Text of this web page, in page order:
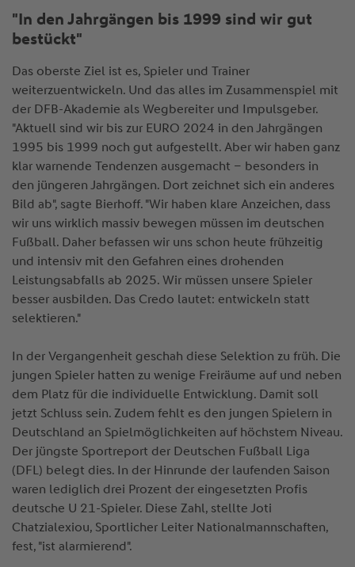
"In den Jahrgängen bis 1999 sind wir gut
bestückt"
Das oberste Ziel ist es, Spieler und Trainer
weiterzuentwickeln. Und das alles im Zusammenspiel mit
der DFB-Akademie als Wegbereiter und Impulsgeber.
"Aktuell sind wir bis zur EURO 2024 in den Jahrgängen
1995 bis 1999 noch gut aufgestellt. Aber wir haben ganz
klar warnende Tendenzen ausgemacht – besonders in
den jüngeren Jahrgängen. Dort zeichnet sich ein anderes
Bild ab", sagte Bierhoff. "Wir haben klare Anzeichen, dass
wir uns wirklich massiv bewegen müssen im deutschen
Fußball. Daher befassen wir uns schon heute frühzeitig
und intensiv mit den Gefahren eines drohenden
Leistungsabfalls ab 2025. Wir müssen unsere Spieler
besser ausbilden. Das Credo lautet: entwickeln statt
selektieren."
In der Vergangenheit geschah diese Selektion zu früh. Die
jungen Spieler hatten zu wenige Freiräume auf und neben
dem Platz für die individuelle Entwicklung. Damit soll
jetzt Schluss sein. Zudem fehlt es den jungen Spielern in
Deutschland an Spielmöglichkeiten auf höchstem Niveau.
Der jüngste Sportreport der Deutschen Fußball Liga
(DFL) belegt dies. In der Hinrunde der laufenden Saison
waren lediglich drei Prozent der eingesetzten Profis
deutsche U 21-Spieler. Diese Zahl, stellte Joti
Chatzialexiou, Sportlicher Leiter Nationalmannschaften,
fest, "ist alarmierend".